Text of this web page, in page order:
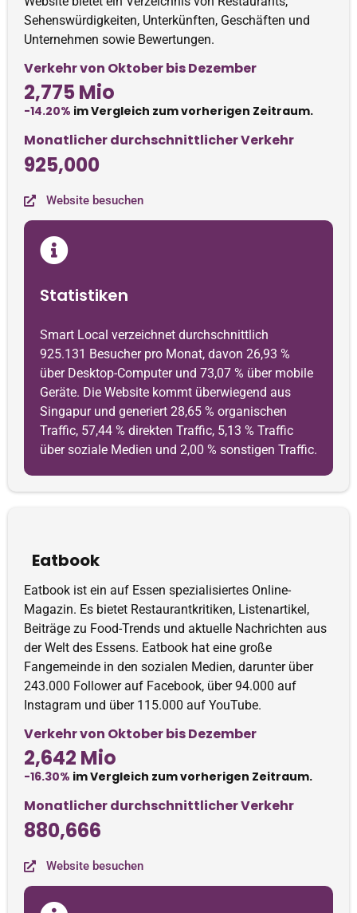
Sehenswürdigkeiten, Unterkünften, Geschäften und
Unternehmen sowie Bewertungen.
Verkehr von Oktober bis Dezember
2,775 Mio
-14.20% im Vergleich zum vorherigen Zeitraum.
Monatlicher durchschnittlicher Verkehr
925,000
Website besuchen
Statistiken
Smart Local verzeichnet durchschnittlich
925.131 Besucher pro Monat, davon 26,93 %
über Desktop-Computer und 73,07 % über mobile
Geräte. Die Website kommt überwiegend aus
Singapur und generiert 28,65 % organischen
Traffic, 57,44 % direkten Traffic, 5,13 % Traffic
über soziale Medien und 2,00 % sonstigen Traffic.
Eatbook
Eatbook ist ein auf Essen spezialisiertes Online-
Magazin. Es bietet Restaurantkritiken, Listenartikel,
Beiträge zu Food-Trends und aktuelle Nachrichten aus
der Welt des Essens. Eatbook hat eine große
Fangemeinde in den sozialen Medien, darunter über
243.000 Follower auf Facebook, über 94.000 auf
Instagram und über 115.000 auf YouTube.
Verkehr von Oktober bis Dezember
2,642 Mio
-16.30% im Vergleich zum vorherigen Zeitraum.
Monatlicher durchschnittlicher Verkehr
880,666
Website besuchen